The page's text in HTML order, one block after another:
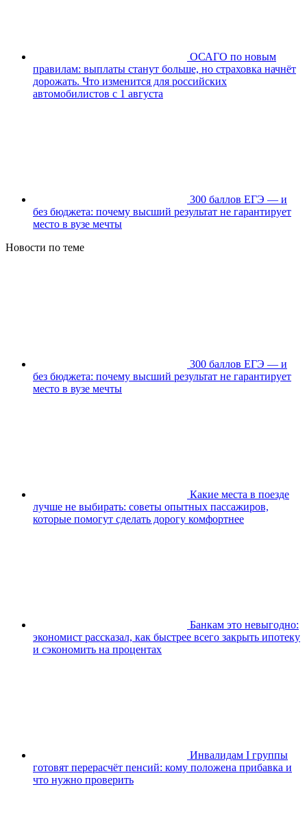
ОСАГО по новым
правилам: выплаты станут больше, но страховка начнёт
дорожать. Что изменится для российских
автомобилистов с 1 августа
300 баллов ЕГЭ — и
без бюджета: почему высший результат не гарантирует
место в вузе мечты
Новости по теме
300 баллов ЕГЭ — и
без бюджета: почему высший результат не гарантирует
место в вузе мечты
Какие места в поезде
лучше не выбирать: советы опытных пассажиров,
которые помогут сделать дорогу комфортнее
Банкам это невыгодно:
экономист рассказал, как быстрее всего закрыть ипотеку
и сэкономить на процентах
Инвалидам I группы
готовят перерасчёт пенсий: кому положена прибавка и
что нужно проверить